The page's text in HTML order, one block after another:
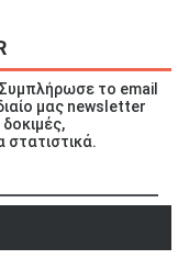
το email
μας newsletter
στατιστικά.